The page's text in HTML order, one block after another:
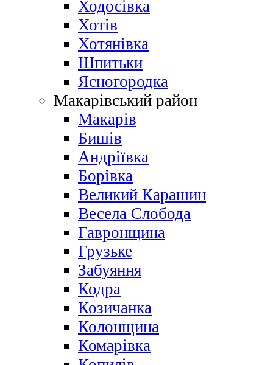
Ходосівка
Хотів
Хотянівка
Шпитьки
Ясногородка
Макарівський район
Макарів
Бишів
Андріївка
Борівка
Великий Карашин
Весела Слобода
Гавронщина
Грузьке
Забуяння
Кодра
Козичанка
Колонщина
Комарівка